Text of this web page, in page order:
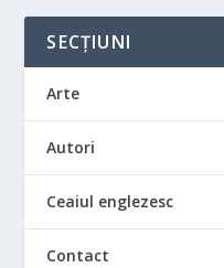
SECȚIUNI
Arte
Autori
Ceaiul englezesc
Contact